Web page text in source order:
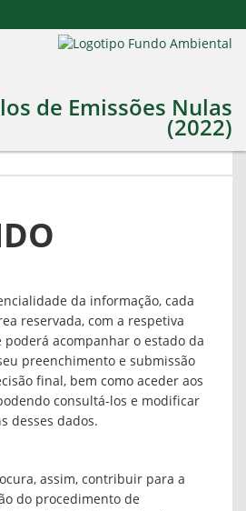
de Emissões Nulas
(2022)
da informação, cada
reservada, com a respetiva
poderá acompanhar o estado da
preenchimento e submissão
final, bem como aceder aos
consultá-los e modificar
desses dados.
assim, contribuir para a
do procedimento de